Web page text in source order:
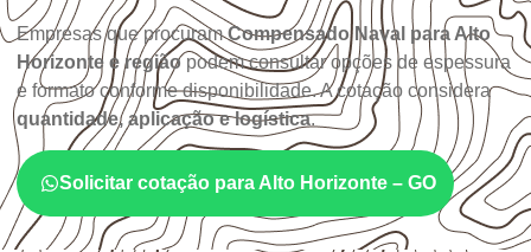
Empresas que procuramCompensado Naval para Alto
Horizonte e regiãopodem consultar opções de espessura
e formato conforme disponibilidade. A cotação considera
quantidade, aplicação e logística.
Solicitar cotação para Alto Horizonte – GO